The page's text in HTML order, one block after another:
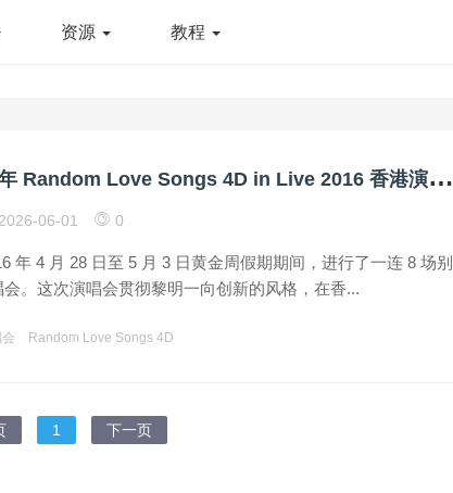
资源 教程
黎
明 30 周年 Random Love Songs 4D in Live 2016 香港演唱会 网盘下载
2026-06-01 0
年 4 月 28 日至 5 月 3 日黄金周假期期间，进行了一连 8 场别
。这次演唱会贯彻黎明一向创新的风格，在香...
Random Love Songs 4D
1 下一页